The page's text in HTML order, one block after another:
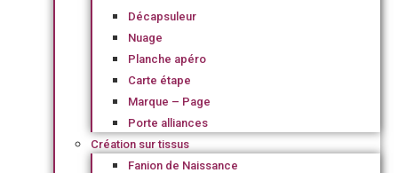
Décapsuleur
Nuage
Planche apéro
Carte étape
Marque – Page
Porte alliances
Création sur tissus
Fanion de Naissance